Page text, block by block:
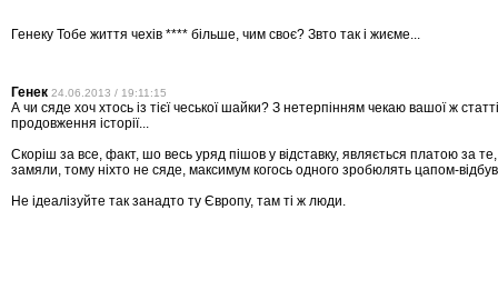
Генеку Тобе життя чехів **** більше, чим своє? Звто так і жиєме...
Генек 24.06.2013 / 19:11:15
А чи сяде хоч хтось із тієї чеської шайки? З нетерпінням чекаю вашої ж
продовження історії...
Скоріш за все, факт, шо весь уряд пішов у відставку, являється платою за
замяли, тому ніхто не сяде, максимум когось одного зробюлять цапом-
Не ідеалізуйте так занадто ту Європу, там ті ж люди.